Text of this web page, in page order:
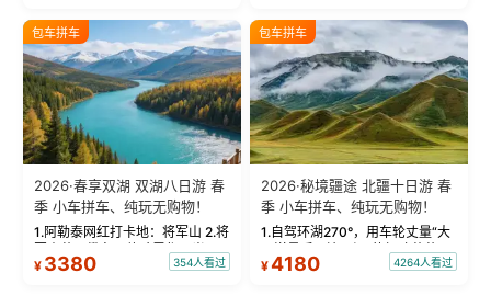
绝美瞬间。 赛湖坦克300跟车视
频：专业摄影师...
瓦人最大村落——禾木村，欣赏
晨雾与小木...
包车拼车
2026·春享双湖 双湖八日游 春
季 小车拼车、纯玩无购物！
1.阿勒泰网红打卡地：将军山 2.将
军山落日缆车，体验雪都风光 3.
将军山，夕阳派对，蹦迪party 4.
¥ 3380 354人看过
包车拼车
2026·秘境疆途 北疆十日游 春
季 小车拼车、纯玩无购物！
1.自驾环湖270°，用车轮丈量“大
西洋最后一滴眼泪”的极致蔚蓝，
让雪山、花海与深邃湖水在转弯
¥4180 4264人看过